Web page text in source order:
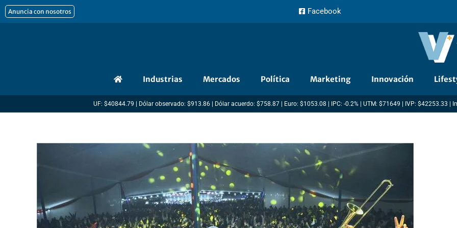
al
Anuncia con nosotros Facebook
Industrias Mercados Política Marketing Innovación
UF: $40844.79 | Dólar observado: $913.86 | Dólar acuerdo: $758.87 | Euro: $1053.08 | IPC: -0.2% | UTM: $71649 | IVP: $42253.33 |